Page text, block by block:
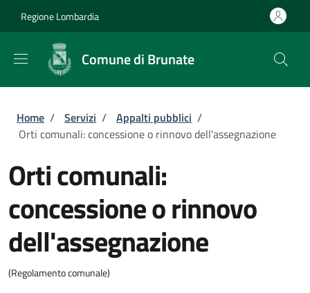
Regione Lombardia
Comune di Brunate
Briciole di pane
Home / Servizi / Appalti pubblici /
Orti comunali: concessione o rinnovo dell'assegnazione
Orti comunali:
concessione o rinnovo
dell'assegnazione
(Regolamento comunale)